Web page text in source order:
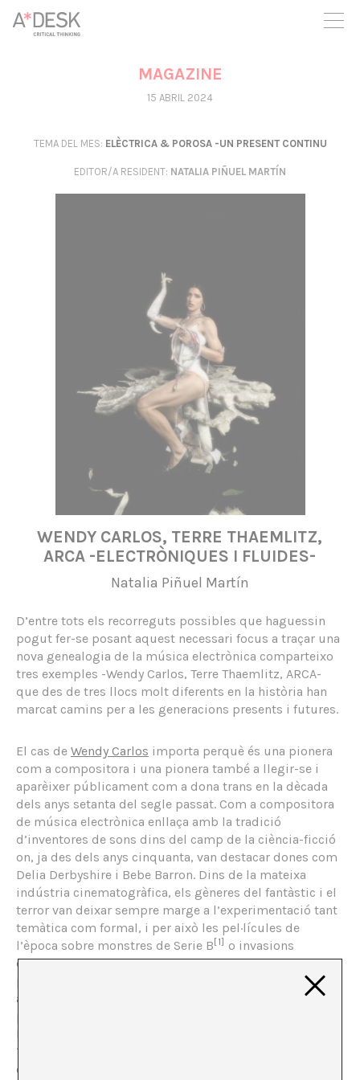
seguim necessitant-te per a poder seguir endavant. Ara pots
participar del projecte i recolzar-lo.
MAGAZINE
15 ABRIL 2024
TEMA DEL MES: ELÈCTRICA & POROSA -UN PRESENT CONTINU
EDITOR/A RESIDENT: NATALIA PIÑUEL MARTÍN
WENDY CARLOS, TERRE THAEMLITZ,
ARCA -ELECTRÒNIQUES I FLUIDES-
Natalia Piñuel Martín
D’entre tots els recorreguts possibles que haguessin
pogut fer-se posant aquest necessari focus a traçar una
nova genealogia de la música electrònica comparteixo
tres exemples -Wendy Carlos, Terre Thaemlitz, ARCA-
que des de tres llocs molt diferents en la història han
marcat camins per a les generacions presents i futures.
El cas de Wendy Carlos importa perquè és una pionera
com a compositora i una pionera també a llegir-se i
aparèixer públicament com a dona trans en la dècada
dels anys setanta del segle passat. Com a compositora
de música electrònica enllaça amb la tradició
d’inventores de sons dins del camp de la ciència-ficció
on, ja des dels anys cinquanta, van destacar dones com
Delia Derbyshire i Bebe Barron. Dins de la mateixa
indústria cinematogràfica, els gèneres del fantàstic i el
terror van deixar sempre marge a l’experimentació tant
temàtica com formal, i per això les pel·lícules de
l’època sobre monstres de Serie B [1] o invasions
extraterrestres no posaven pegues a contractar dones
per a fer el disseny de so i la banda sonora. Amb Wendy
a més va arribar l’èxit i el mainstream a la composició i
producció electròniques. Va néixer en un poblet de
Rhode Island en 1939. Va estudiar física i música, en
1962 es va traslladar a Nova York, ciutat en la qual avui
encara resideix i va cursar un Màster en música en la